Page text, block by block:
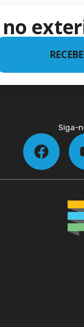
no
Siga-